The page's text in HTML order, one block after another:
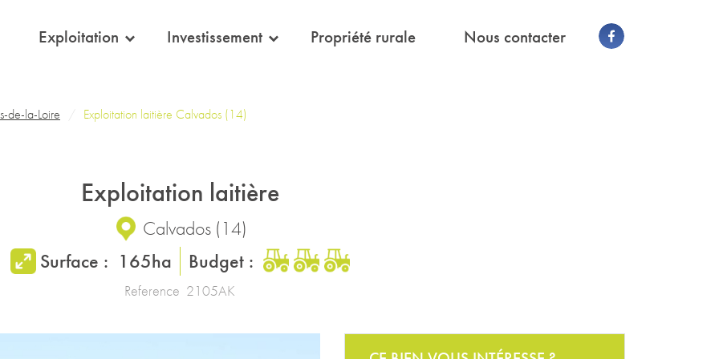
Exploitation Investissement Propriété rurale Nous contacter
de-la-Loire Exploitation laitière Calvados (14)
Exploitation laitière
Calvados (14)
Surface : 165ha Budget :
Reference 2105AK